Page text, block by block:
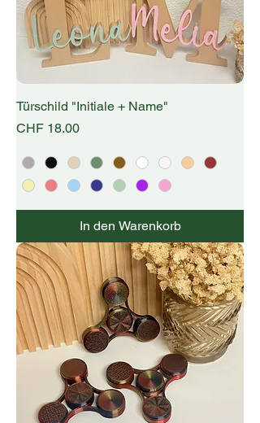
Türschild "Initiale + Name"
Preis
CHF 18.00
In den Warenkorb